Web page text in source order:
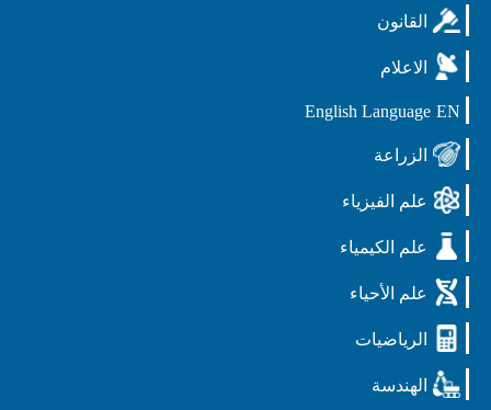
القانون
الاعلام
EN
English Language
الزراعة
علم الفيزياء
علم الكيمياء
علم الأحياء
الرياضيات
الهندسة